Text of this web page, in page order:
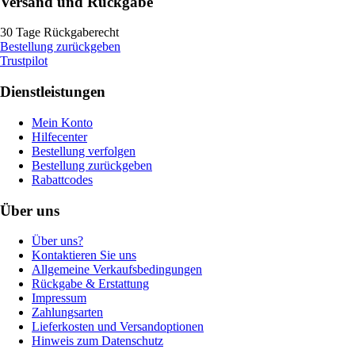
30 Tage Rückgaberecht
Bestellung zurückgeben
Trustpilot
Dienstleistungen
Mein Konto
Hilfecenter
Bestellung verfolgen
Bestellung zurückgeben
Rabattcodes
Über uns
Über uns?
Kontaktieren Sie uns
Allgemeine Verkaufsbedingungen
Rückgabe & Erstattung
Impressum
Zahlungsarten
Lieferkosten und Versandoptionen
Hinweis zum Datenschutz